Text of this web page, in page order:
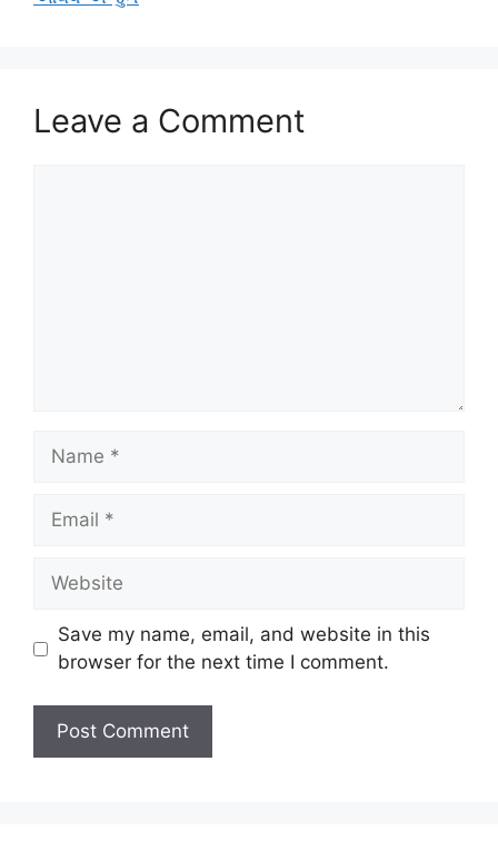
Leave a Comment
Name
Email
Website
Save my name, email, and website in this
browser for the next time I comment.